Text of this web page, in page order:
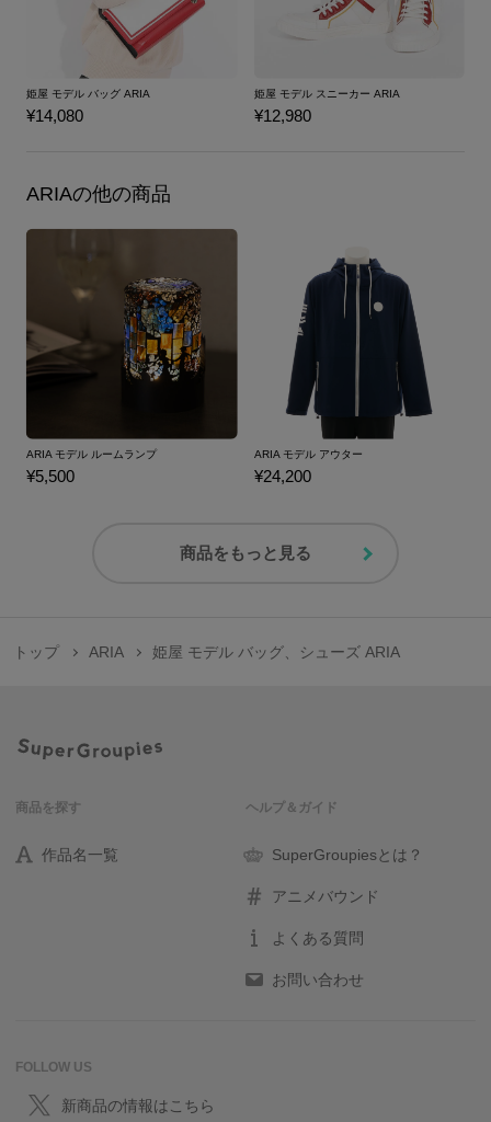
姫屋 モデル バッグ ARIA
¥14,080
姫屋 モデル スニーカー ARIA
¥12,980
ARIAの他の商品
ARIA モデル ルームランプ
¥5,500
ARIA モデル アウター
¥24,200
商品をもっと見る
トップ ARIA 姫屋 モデル バッグ、シューズ ARIA
商品を探す
作品名一覧
ヘルプ＆ガイド
SuperGroupiesとは？
アニメバウンド
よくある質問
お問い合わせ
FOLLOW US
新商品の情報はこちら